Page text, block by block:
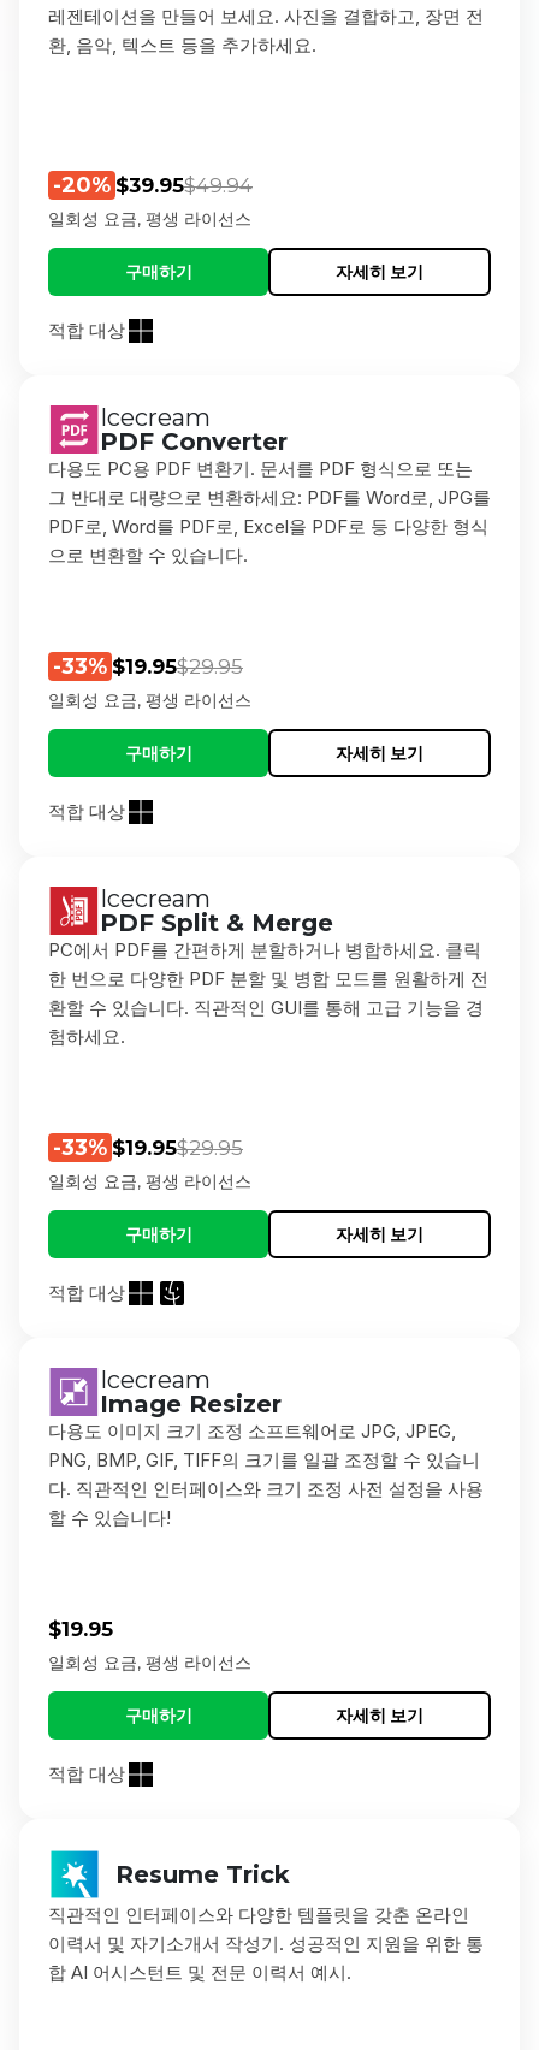
레젠테이션을 만들어 보세요. 사진을 결합하고, 장면 전
환, 음악, 텍스트 등을 추가하세요.
-20% $39.95$49.94
일회성 요금, 평생 라이선스
구매하기 자세히 보기
적합 대상
Icecream
PDF Converter
다용도 PC용 PDF 변환기. 문서를 PDF 형식으로 또는
그 반대로 대량으로 변환하세요: PDF를 Word로, JPG를
PDF로, Word를 PDF로, Excel을 PDF로 등 다양한 형식
으로 변환할 수 있습니다.
-33% $19.95$29.95
일회성 요금, 평생 라이선스
구매하기 자세히 보기
적합 대상
Icecream
PDF Split & Merge
PC에서 PDF를 간편하게 분할하거나 병합하세요. 클릭
한 번으로 다양한 PDF 분할 및 병합 모드를 원활하게 전
환할 수 있습니다. 직관적인 GUI를 통해 고급 기능을 경
험하세요.
-33% $19.95$29.95
일회성 요금, 평생 라이선스
구매하기 자세히 보기
적합 대상
Icecream
Image Resizer
다용도 이미지 크기 조정 소프트웨어로 JPG, JPEG,
PNG, BMP, GIF, TIFF의 크기를 일괄 조정할 수 있습니
다. 직관적인 인터페이스와 크기 조정 사전 설정을 사용
할 수 있습니다!
$19.95
일회성 요금, 평생 라이선스
구매하기 자세히 보기
적합 대상
Resume Trick
직관적인 인터페이스와 다양한 템플릿을 갖춘 온라인
이력서 및 자기소개서 작성기. 성공적인 지원을 위한 통
합 AI 어시스턴트 및 전문 이력서 예시.